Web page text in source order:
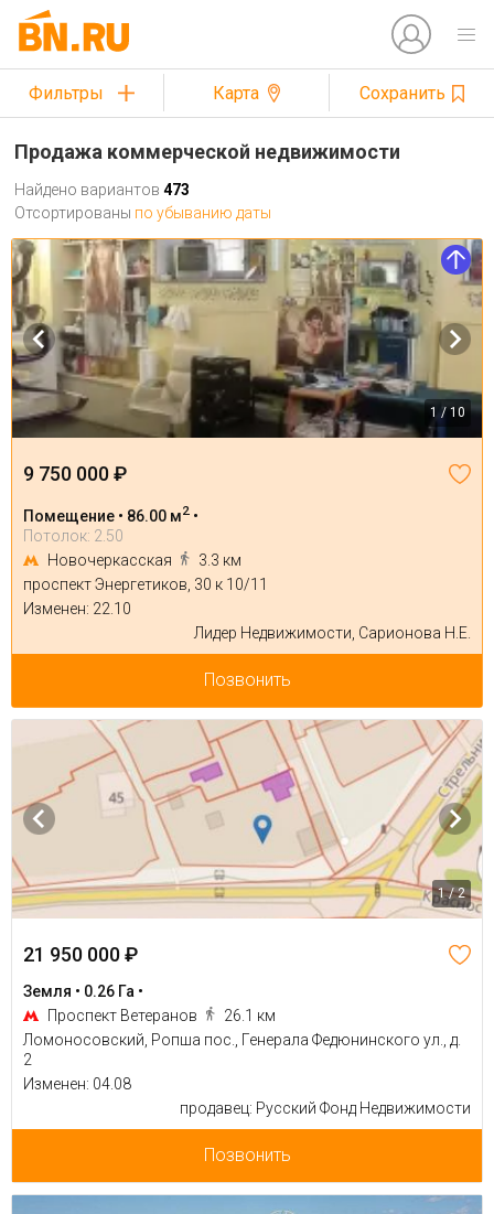
Фильтры Карта Сохранить
Продажа коммерческой недвижимости
Найдено вариантов 473
Отсортированы по убыванию даты
1 / 10
9 750 000 ₽
Помещение • 86.00 м2 •
Потолок: 2.50
Новочеркасская
3.3 км
проспект Энергетиков, 30 к 10/11
Изменен: 22.10
Лидер Недвижимости, Сарионова Н.Е.
Позвонить
1 / 2
21 950 000 ₽
Земля • 0.26 Га •
Проспект Ветеранов
26.1 км
Ломоносовский, Ропша пос., Генерала Федюнинского ул., д.
2
Изменен: 04.08
продавец: Русский Фонд Недвижимости
Позвонить